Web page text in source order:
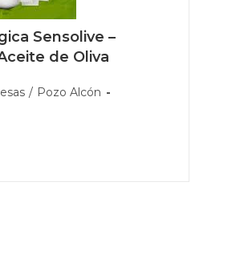
Sensolive –
de Oliva
/ Pozo Alcón